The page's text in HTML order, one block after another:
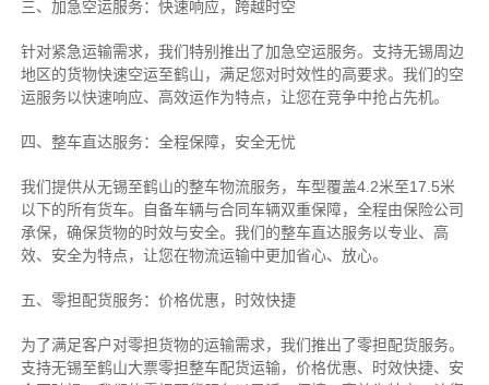
三、加急空运服务：快速响应，跨越时空
针对紧急运输需求，我们特别推出了加急空运服务。支持无锡周边
地区的货物快速空运至鹤山，满足您对时效性的高要求。我们的空
运服务以快速响应、高效运作为特点，让您在竞争中抢占先机。
四、整车直达服务：全程保障，安全无忧
我们提供从无锡至鹤山的整车物流服务，车型覆盖4.2米至17.5米
以下的所有货车。自备车辆与合同车辆双重保障，全程由保险公司
承保，确保货物的时效与安全。我们的整车直达服务以专业、高
效、安全为特点，让您在物流运输中更加省心、放心。
五、零担配货服务：价格优惠，时效快捷
为了满足客户对零担货物的运输需求，我们推出了零担配货服务。
支持无锡至鹤山大票零担整车配货运输，价格优惠、时效快捷、安